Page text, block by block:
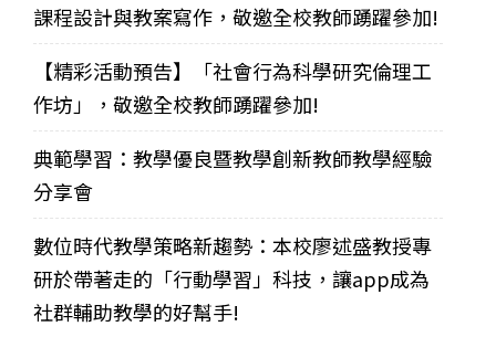
課程設計與教案寫作，敬邀全校教師踴躍參加!
【精彩活動預告】「社會行為科學研究倫理工
作坊」，敬邀全校教師踴躍參加!
典範學習：教學優良暨教學創新教師教學經驗
分享會
數位時代教學策略新趨勢：本校廖述盛教授專
研於帶著走的「行動學習」科技，讓app成為
社群輔助教學的好幫手!